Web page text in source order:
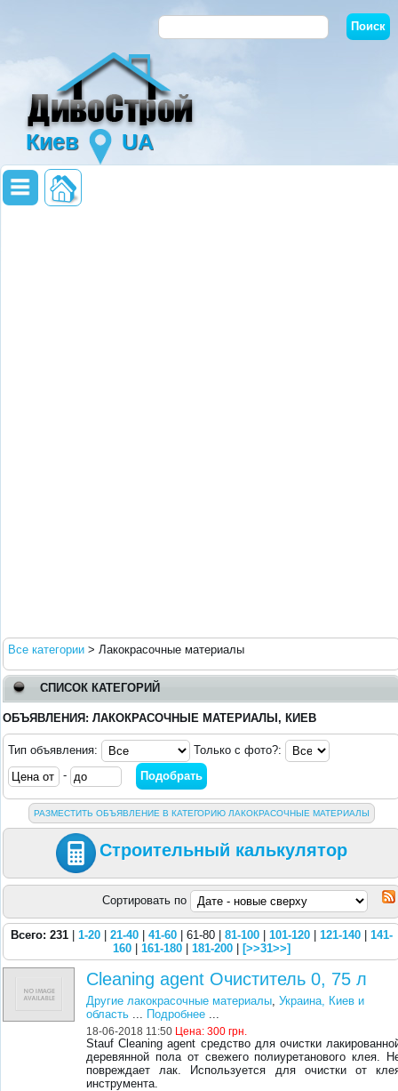
Киев UA
Все категории > Лакокрасочные материалы
СПИСОК КАТЕГОРИЙ
ОБЪЯВЛЕНИЯ: ЛАКОКРАСОЧНЫЕ МАТЕРИАЛЫ, КИЕВ
Тип объявления:
Только с фото?:
-
РАЗМЕСТИТЬ ОБЪЯВЛЕНИЕ В КАТЕГОРИЮ ЛАКОКРАСОЧНЫЕ МАТЕРИАЛЫ
Строительный калькулятор
Сортировать по
Всего: 231 1-20 21-40 41-60 | 61-80 | 81-100 101-120 121-140
141-
160
161-180 181-200 [>>31>>]
Cleaning agent Очиститель 0, 75 л
Другие лакокрасочные материалы,Украина, Киев и
область ... Подробнее ...
18-06-2018 11:50 Цена:300 грн.
Stauf Cleaning agent средство для очистки
деревянной пола от свежего полиуретанового клея.
повреждает лак. Используется для очистки от
инструмента.